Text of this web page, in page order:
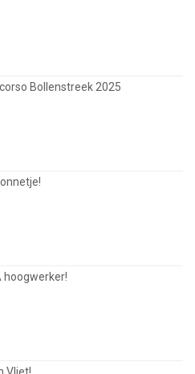
Bollenstreek 2025
hoogwerker!